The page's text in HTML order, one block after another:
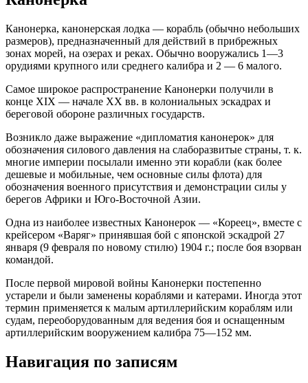
Канонерка, канонерская лодка — корабль (обычно небольших
размеров), предназначенный для действий в прибрежных
зонах морей, на озерах и реках. Обычно вооружались 1—3
орудиями крупного или среднего калибра и 2 — 6 малого.
Самое широкое распространение Канонерки получили в
конце XIX — начале XX вв. в колониальных эскадрах и
береговой обороне различных государств.
Возникло даже выражение «дипломатия канонерок» для
обозначения силового давления на слаборазвитые страны, т. к.
многие империи посылали именно эти корабли (как более
дешевые и мобильные, чем основные силы флота) для
обозначения военного присутствия и демонстрации силы у
берегов Африки и Юго-Восточной Азии.
Одна из наиболее известных Канонерок — «Кореец», вместе с
крейсером «Варяг» принявшая бой с японской эскадрой 27
января (9 февраля по новому стилю) 1904 г.; после боя взорван
командой.
После первой мировой войны Канонерки постепенно
устарели и были заменены кораблями и катерами. Иногда этот
термин применяется к малым артиллерийским кораблям или
судам, переоборудованным для ведения боя и оснащенным
артиллерийским вооружением калибра 75—152 мм.
Навигация по записям